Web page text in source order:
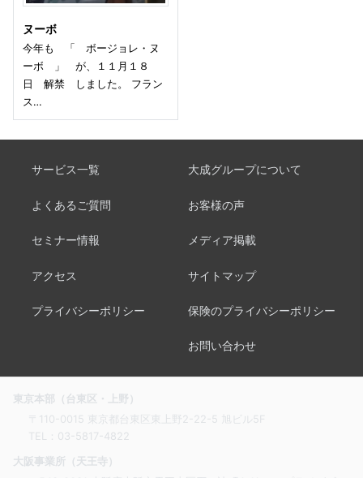
ヌーボ
今年も 「 ボージョレ・ヌ
ーボ 」 が、１１月１８
日 解禁 しました。 フラン
ス…
サービス一覧 大成グループについて
よくあるご質問 お客様の声
セミナー情報 メディア掲載
アクセス サイトマップ
プライバシーポリシー 保険のプライバシーポリシー
お問い合わせ
東京本部（台東区・上野）
〒110-0015 東京都台東区東上野2-22-5 旭ビル5F
TEL： 03-5817-4822
大阪事業所（天王寺）